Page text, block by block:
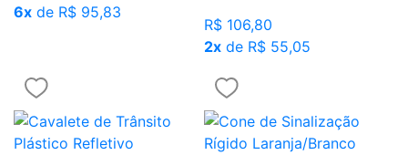
6x de R$ 95,83
R$ 106,80
2x de R$ 55,05